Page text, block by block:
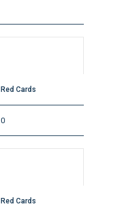
Red Cards
0
Red Cards